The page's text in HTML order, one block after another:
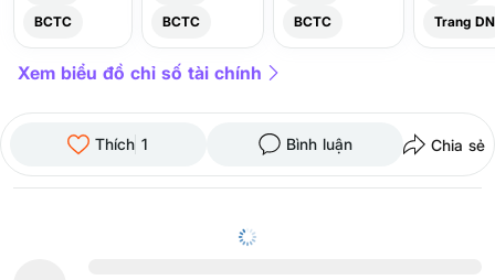
BCTC
BCTC
BCTC
Trang DN
Xem biểu đồ chỉ số tài chính
Thích 1 Bình luận Chia sẻ